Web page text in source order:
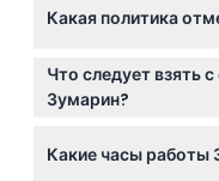
идеально для
льготные билеты
аттракционов
некоторых есть
Какая политика
Билеты в Зумарин
поэтому при
дату.
Что следует взять
Зумарин?
наслаждаться
Какие часы работы